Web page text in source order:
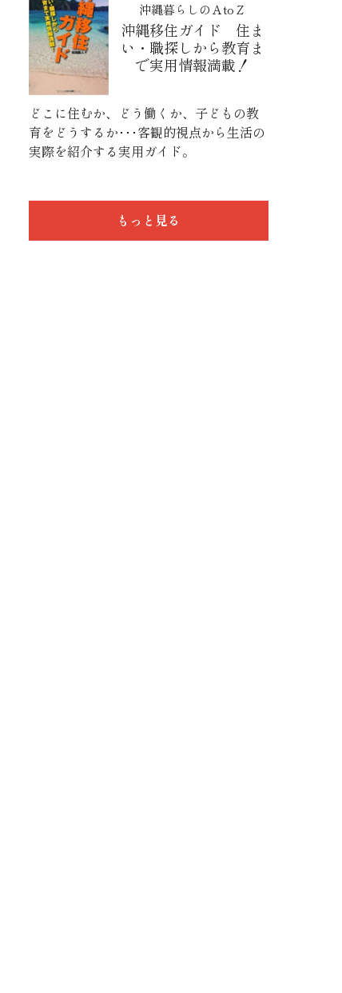
沖縄暮らしのＡtoＺ
沖縄移住ガイド 住ま
い・職探しから教育ま
で実用情報満載！
どこに住むか、どう働くか、子どもの教
育をどうするか･･･客観的視点から生活の
実際を紹介する実用ガイド。
もっと見る